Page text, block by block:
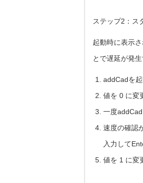
ステップ2：ス
起動時に表示
とで遅延が発
addCadを
値を 0 に変
一度
速度の確認
入力して
値を 1 に変